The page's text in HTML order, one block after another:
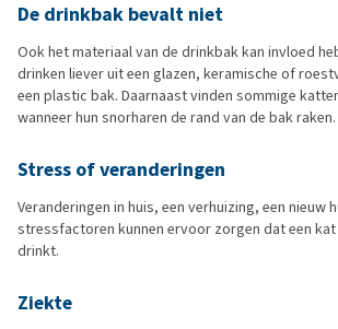
De drinkbak bevalt niet
Ook het materiaal van de drinkbak kan invloed
drinken liever uit een glazen, keramische of
een plastic bak. Daarnaast vinden sommige
wanneer hun snorharen de rand van de bak raken.
Stress of veranderingen
Veranderingen in huis, een verhuizing, een nieuw
stressfactoren kunnen ervoor zorgen dat een
drinkt.
Ziekte